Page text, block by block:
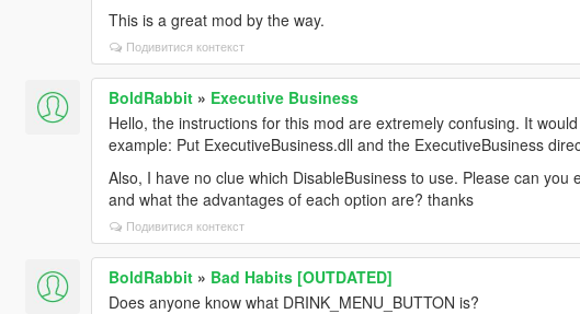
This is a great mod by the way.
Подивитися контекст
BoldRabbit» Executive Business
Hello, the instructions for this mod are extremely confusing. It
example: Put ExecutiveBusiness.dll and the ExecutiveBusiness
Also, I have no clue which DisableBusiness to use. Please can you
and what the advantages of each option are? thanks
Подивитися контекст
BoldRabbit» Bad Habits [OUTDATED]
Does anyone know what DRINK_MENU_BUTTON is?